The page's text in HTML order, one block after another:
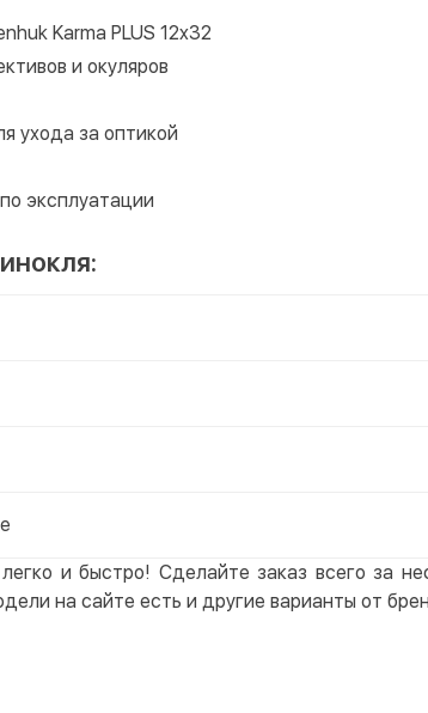
Karma PLUS 12x32
и окуляров
ухода за оптикой
эксплуатации
легко и быстро! Сделайте заказ всего за
на сайте есть и другие варианты от